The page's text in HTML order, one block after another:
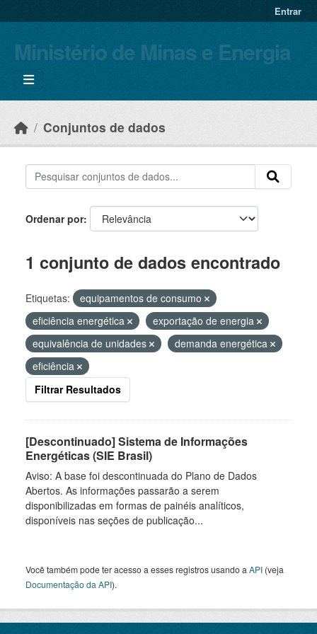
Entrar
Ministério de Minas e Energia
Conjuntos de dados
Ordenar por
1 conjunto de dados encontrado
Etiquetas:
equipamentos de consumo
eficiência energética
exportação de energia
equivalência de unidades
demanda energética
eficiência
Filtrar Resultados
[Descontinuado] Sistema de Informações
Energéticas (SIE Brasil)
Aviso: A base foi descontinuada do Plano de Dados
Abertos. As informações passarão a serem
disponibilizadas em formas de painéis analíticos,
disponíveis nas seções de publicação...
Você também pode ter acesso a esses registros usando a API (veja
Documentação da API).